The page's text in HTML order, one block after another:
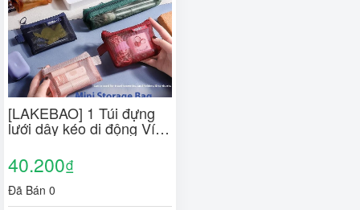
[LAKEBAO] 1 Túi đựng
lưới dây kéo di động Ví
đựng tiền xu Lưới vuông
nhỏ Ví đựng tiền xu Túi
đựng đồ du lịch có khóa
kéo [MỚI]
40.200₫
Đã Bán 0